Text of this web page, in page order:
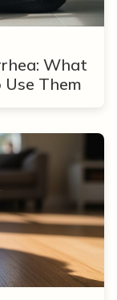
What
Them